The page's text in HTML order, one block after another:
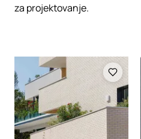
za projektovanje.
Loading